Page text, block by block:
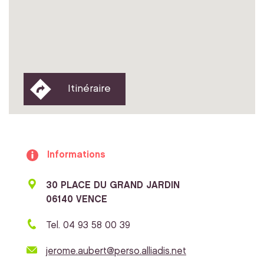
Itinéraire
Informations
30 PLACE DU GRAND JARDIN
06140 VENCE
Tel. 04 93 58 00 39
jerome.aubert@perso.alliadis.net